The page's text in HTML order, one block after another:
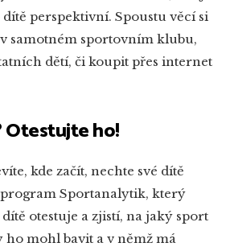
perspektivní. Spoustu věcí si
samotném sportovním klubu,
dětí, či koupit přes internet
Otestujte ho!
kde začít, nechte své dítě
program Sportanalytik, který
otestuje a zjistí, na jaký sport
ho mohl bavit a v němž má